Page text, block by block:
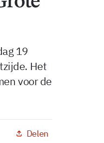
19
Het
voor de
Delen